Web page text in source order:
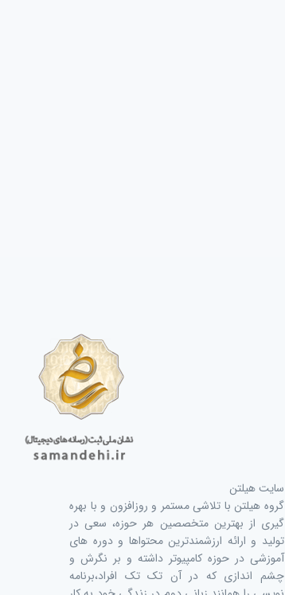
سایت هیلتن
گروه هیلتن با تلاشی مستمر و روزافزون و با بهره
گیری از بهترین متخصصین هر حوزه، سعی در
تولید و ارائه ارزشمندترین محتواها و دوره های
آموزشی در حوزه کامپیوتر داشته و بر نگرش و
چشم اندازی که در آن تک تک افراد،برنامه